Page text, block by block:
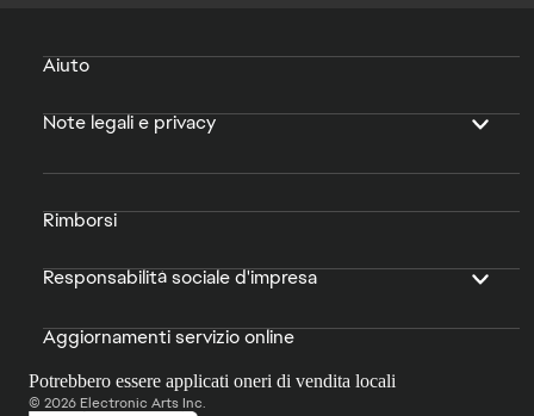
Aiuto
Note legali e privacy
Rimborsi
Responsabilità sociale d'impresa
Aggiornamenti servizio online
Potrebbero essere applicati oneri di vendita locali
© 2026 Electronic Arts Inc.